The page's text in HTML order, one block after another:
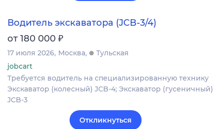
Водитель экскаватора (JCB-3/4)
от 180 000 ₽
17 июля 2026 Москва
Тульская
jobcart
Требуется водитель на специализированную технику
Экскаватор (колесный) JCB-4; Экскаватор (гусеничный)
JCB-3
Откликнуться